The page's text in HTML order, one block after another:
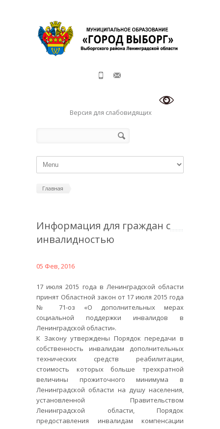
Версия для слабовидящих
Главная
Информация для граждан с
инвалидностью
05 Фев, 2016
17 июля 2015 года в Ленинградской области
принят Областной закон от 17 июля 2015 года
№ 71-оз «О дополнительных мерах
социальной поддержки инвалидов в
Ленинградской области».
К Закону утверждены Порядок передачи в
собственность инвалидам дополнительных
технических средств реабилитации,
стоимость которых больше трехкратной
величины прожиточного минимума в
Ленинградской области на душу населения,
установленной Правительством
Ленинградской области, Порядок
предоставления инвалидам компенсации